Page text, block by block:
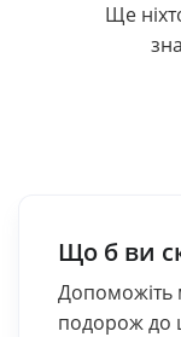
Ще
Що б ви
Допоможіть
подорож до